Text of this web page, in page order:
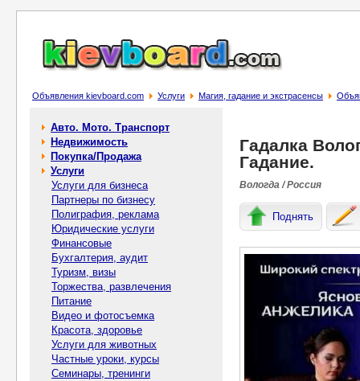
Объявления kievboard.com Услуги Магия, гадание и экстрасенсы
Авто. Мото. Транспорт
Недвижимость
Покупка/Продажа
Услуги
Услуги для бизнеса
Партнеры по бизнесу
Полиграфия, реклама
Юридические услуги
Финансовые
Бухгалтерия, аудит
Туризм, визы
Торжества, развлечения
Питание
Видео и фотосъемка
Красота, здоровье
Услуги для животных
Частные уроки, курсы
Семинары, тренинги
Гадалка
Гадание.
Вологда / Россия
Поднять